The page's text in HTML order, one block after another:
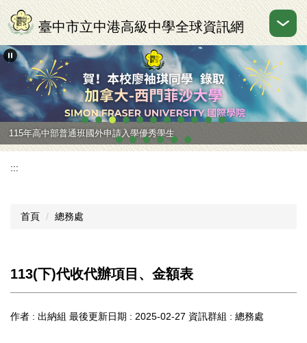
跳
到
主
要
區
臺中市立中港高級中學全球資訊網
115年高中部普通班國外申請入學優秀學生
:::
首頁 總務處
113(下)代收代辦項目、金額表
作者 : 出納組 最後更新日期 : 2025-02-27 資訊群組 : 總務處